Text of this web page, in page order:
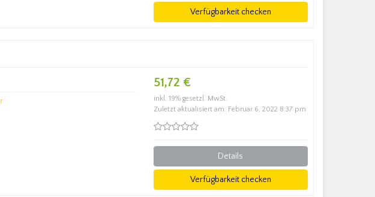
Verfügbarkeit checken
51,72 €
inkl. 19% gesetzl. MwSt.
Zuletzt aktualisiert am: Februar 6, 2022 8:37 pm
Details
Verfügbarkeit checken